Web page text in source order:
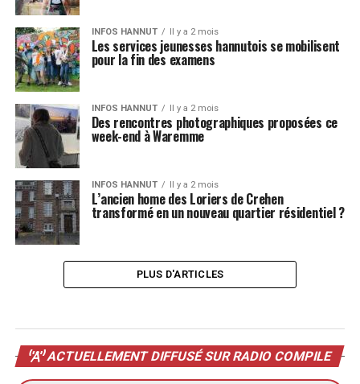
INFOS HANNUT Il y a 2 mois
Les services jeunesses hannutois se mobilisent
pour la fin des examens
INFOS HANNUT Il y a 2 mois
Des rencontres photographiques proposées ce
week-end à Waremme
INFOS HANNUT Il y a 2 mois
L’ancien home des Loriers de Crehen
transformé en un nouveau quartier résidentiel ?
PLUS D'ARTICLES
ACTUELLEMENT DIFFUSÉ SUR RADIO COMPILE